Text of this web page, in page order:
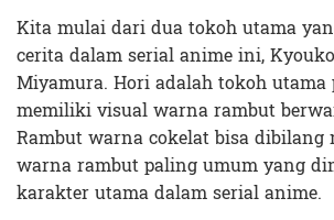
Kita mulai dari dua tokoh utama
cerita dalam serial anime ini,
Miyamura. Hori adalah tokoh utama
memiliki visual warna rambut
Rambut warna cokelat bisa dibilang
warna rambut paling umum yang
karakter utama dalam serial anime.